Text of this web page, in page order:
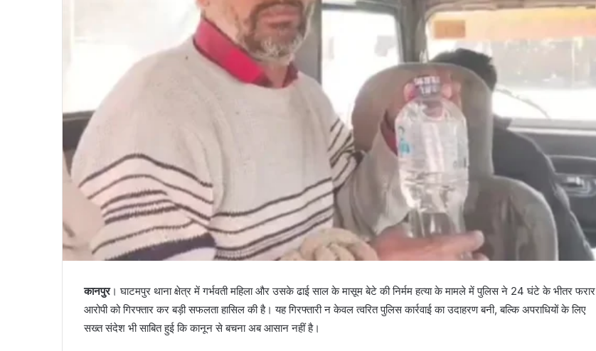
कानपुर। घाटमपुर थाना क्षेत्र में गर्भवती महिला और उसके ढाई साल के मासूम बेटे की निर्मम हत्या के मामले में पुलिस ने 24 घंटे के भीतर फरार
आरोपी को गिरफ्तार कर बड़ी सफलता हासिल की है। यह गिरफ्तारी न केवल त्वरित पुलिस कार्रवाई का उदाहरण बनी, बल्कि अपराधियों के लिए
सख्त संदेश भी साबित हुई कि कानून से बचना अब आसान नहीं है।